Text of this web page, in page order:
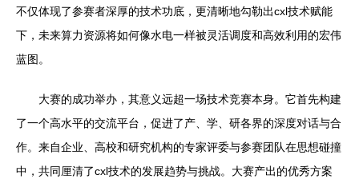
不仅体现了参赛者深厚的技术功底，更清晰地勾勒出cxl技术赋能
下，未来算力资源将如何像水电一样被灵活调度和高效利用的宏伟
蓝图。
大赛的成功举办，其意义远超一场技术竞赛本身。它首先构建
了一个高水平的交流平台，促进了产、学、研各界的深度对话与合
作。来自企业、高校和研究机构的专家评委与参赛团队在思想碰撞
中，共同厘清了cxl技术的发展趋势与挑战。大赛产出的优秀方案